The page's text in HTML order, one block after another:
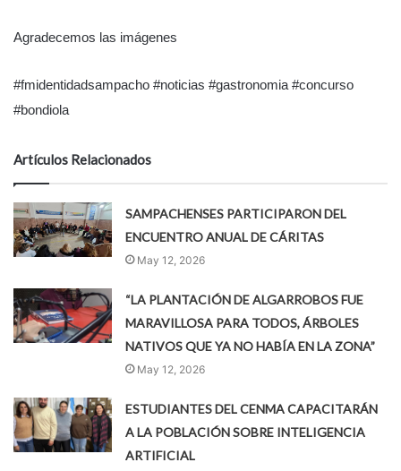
Agradecemos las imágenes
#fmidentidadsampacho #noticias #gastronomia #concurso
#bondiola
Artículos Relacionados
SAMPACHENSES PARTICIPARON DEL
ENCUENTRO ANUAL DE CÁRITAS
May 12, 2026
“LA PLANTACIÓN DE ALGARROBOS FUE
MARAVILLOSA PARA TODOS, ÁRBOLES
NATIVOS QUE YA NO HABÍA EN LA ZONA”
May 12, 2026
ESTUDIANTES DEL CENMA CAPACITARÁN
A LA POBLACIÓN SOBRE INTELIGENCIA
ARTIFICIAL